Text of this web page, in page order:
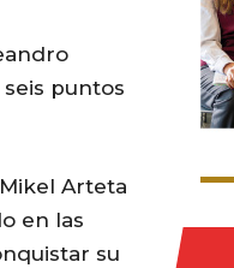
seis puntos
Arteta
en las
su